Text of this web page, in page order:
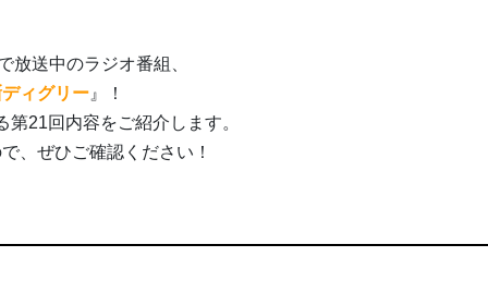
放送中のラジオ番組、
ィグリー 』！
第21回内容をご紹介します。
、ぜひご確認ください！